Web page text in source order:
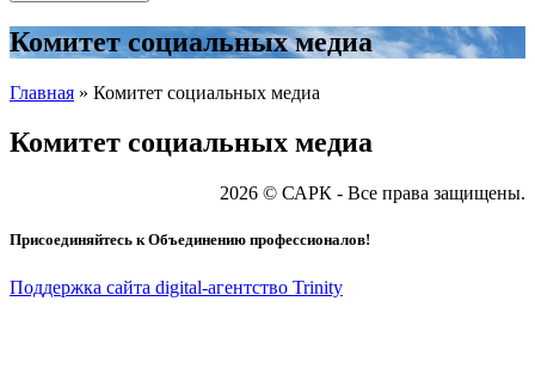
Комитет социальных медиа
Главная » Комитет социальных медиа
Комитет социальных медиа
2026 © САРК - Все права защищены.
Присоединяйтесь к Объединению профессионалов!
Поддержка сайта digital-агентство Trinity